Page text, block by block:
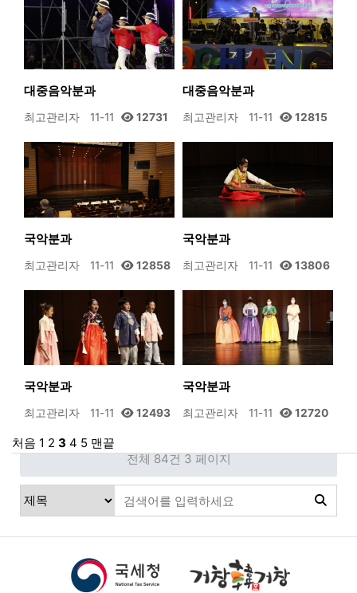
대중음악분과
최고관리자 11-11 12731
대중음악분과
최고관리자 11-11 12815
국악분과
최고관리자 11-11 12858
국악분과
최고관리자 11-11 13806
국악분과
최고관리자 11-11 12493
국악분과
최고관리자 11-11 12720
처음 1 2 3 4 5 맨끝
전체 84건 3 페이지